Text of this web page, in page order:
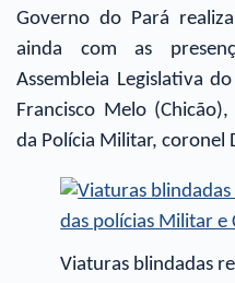
Governo do Pará
ainda com as
Assembleia Legislativa
Francisco Melo
da Polícia Militar, coronel
Viaturas blindadas